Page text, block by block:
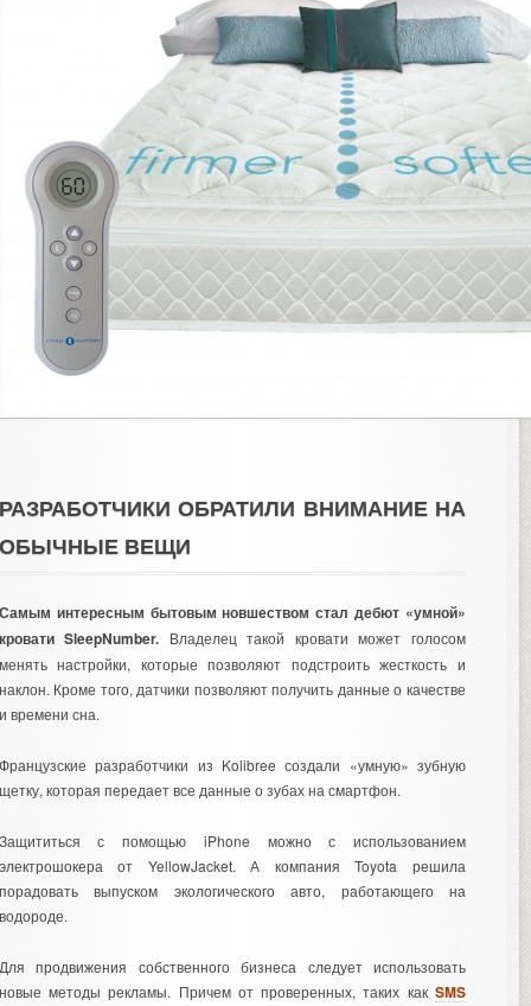
ОБРАТИЛИ ВНИМАНИЕ НА
ВЕЩИ
интересным бытовым новшеством стал дебют «умной»
SleepNumber. Владелец такой кровати может голосом
настройки, которые позволяют подстроить жесткость и
Кроме того, датчики позволяют получить данные о качестве
времени сна.
разработчики из Kolibree создали «умную» зубную
которая передает все данные о зубах на смартфон.
с помощью iPhone можно с использованием
от YellowJacket. А компания Toyota решила
выпуском экологического авто, работающего на
продвижения собственного бизнеса следует использовать
методы рекламы. Причем от проверенных, таких как SMS